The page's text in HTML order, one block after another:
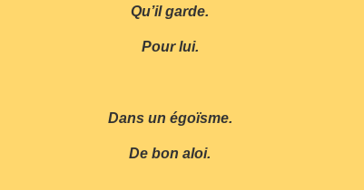
Qu’il garde.
Pour lui.
Dans un égoïsme.
De bon aloi.